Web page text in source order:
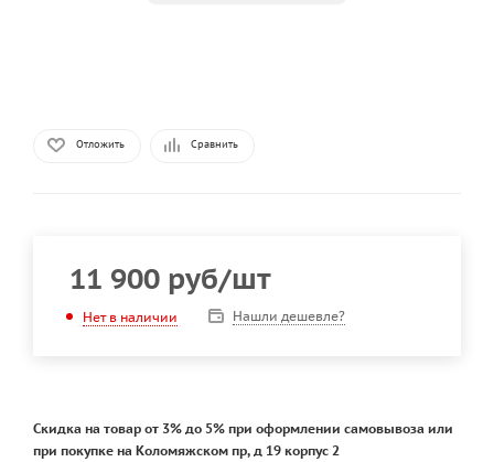
Отложить Сравнить
11 900 руб/шт
Нет в наличии Нашли дешевле?
Скидка на товар от 3% до 5% при оформлении самовывоза или
при покупке на Коломяжском пр, д 19 корпус 2